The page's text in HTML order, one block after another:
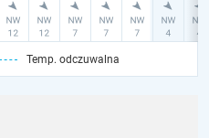
Temp. odczuwalna